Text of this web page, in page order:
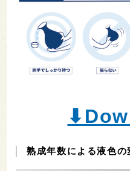
熟成年数による液色の